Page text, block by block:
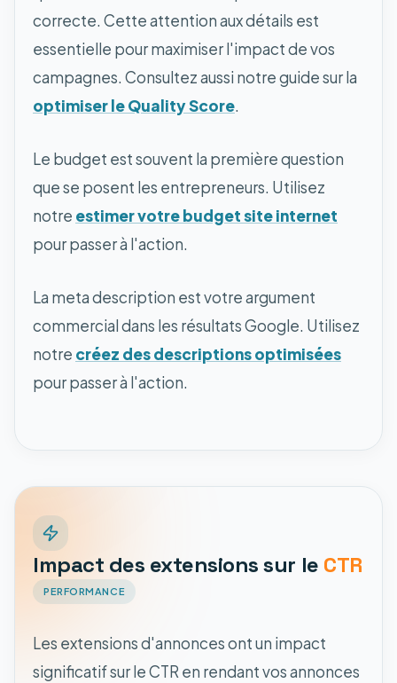
correcte. Cette attention aux détails est
essentielle pour maximiser l'impact de vos
campagnes. Consultez aussi notre guide sur la
optimiser le Quality Score.
Le budget est souvent la première question
que se posent les entrepreneurs. Utilisez
notre estimer votre budget site internet
pour passer à l'action.
La meta description est votre argument
commercial dans les résultats Google. Utilisez
notre créez des descriptions optimisées
pour passer à l'action.
Impact des extensions sur le CTR
PERFORMANCE
Les extensions d'annonces ont un impact
significatif sur le CTR en rendant vos annonces